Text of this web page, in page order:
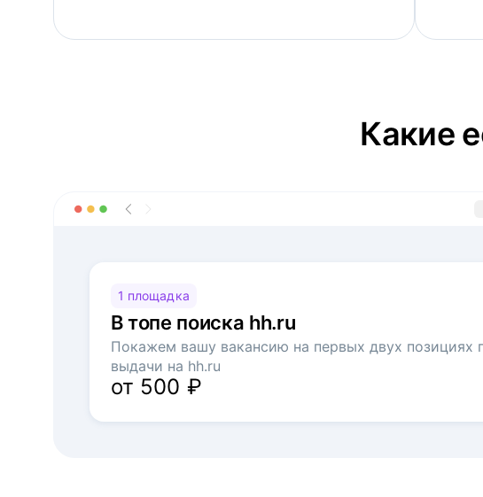
Какие
1 площадка
В топе поиска hh.ru
Покажем вашу вакансию на первых двух позициях
выдачи на hh.ru
от 500 ₽